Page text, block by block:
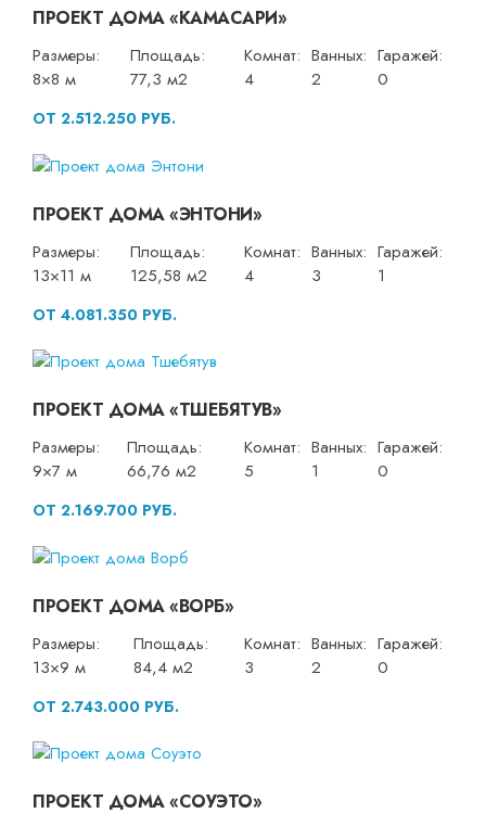
ПРОЕКТ ДОМА «КАМАСАРИ»
Размеры:
8×8 м
Площадь:
77,3 м2
Комнат:
4
Ванных:
2
Гаражей:
0
ОТ 2.512.250 РУБ.
ПРОЕКТ ДОМА «ЭНТОНИ»
Размеры:
13×11 м
Площадь:
125,58 м2
Комнат:
4
Ванных:
3
Гаражей:
1
ОТ 4.081.350 РУБ.
ПРОЕКТ ДОМА «ТШЕБЯТУВ»
Размеры:
9×7 м
Площадь:
66,76 м2
Комнат:
5
Ванных:
1
Гаражей:
0
ОТ 2.169.700 РУБ.
ПРОЕКТ ДОМА «ВОРБ»
Размеры:
13×9 м
Площадь:
84,4 м2
Комнат:
3
Ванных:
2
Гаражей:
0
ОТ 2.743.000 РУБ.
ПРОЕКТ ДОМА «СОУЭТО»